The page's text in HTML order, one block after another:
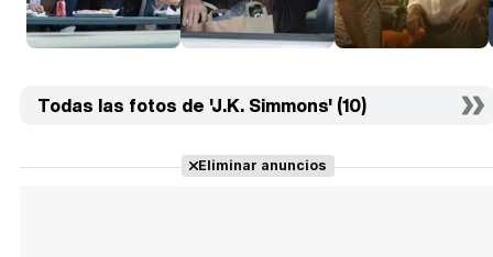
Todas las fotos de 'J.K. Simmons' (10)
Eliminar anuncios